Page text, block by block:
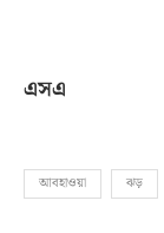
এসএ
আবহাওয়া ঝড়